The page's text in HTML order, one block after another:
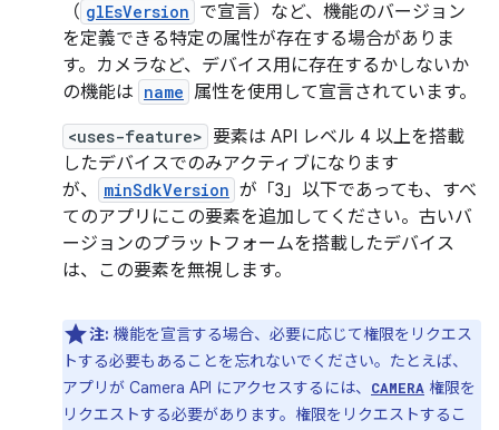
（ glEsVersion で宣言）など、機能のバージョン
を定義できる特定の属性が存在する場合がありま
す。カメラなど、デバイス用に存在するかしないか
の機能は name 属性を使用して宣言されています。
<uses-feature> 要素は API レベル 4 以上を搭載
したデバイスでのみアクティブになります
が、
minSdkVersion が「3」以下であっても、すべ
てのアプリにこの要素を追加してください。古いバ
ージョンのプラットフォームを搭載したデバイス
は、この要素を無視します。
注: 機能を宣言する場合、必要に応じて権限をリクエス
トする必要もあることを忘れないでください。たとえば、
アプリが Camera API にアクセスするには、
CAMERA 権限を
リクエストする必要があります。権限をリクエストするこ